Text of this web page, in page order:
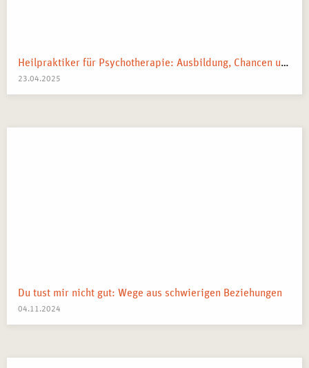
Heilpraktiker für Psychotherapie: Ausbildung, Chancen und dein Weg zum Traumberuf
23.04.2025
Du tust mir nicht gut: Wege aus schwierigen Beziehungen
04.11.2024